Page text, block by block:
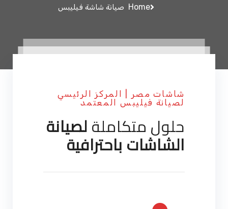
Home صيانة شاشة فيليبس
شاشات مصر | المركز الرئيسي
لصيانة فيليبس المعتمد
حلول متكاملةلصيانة
الشاشات باحترافية